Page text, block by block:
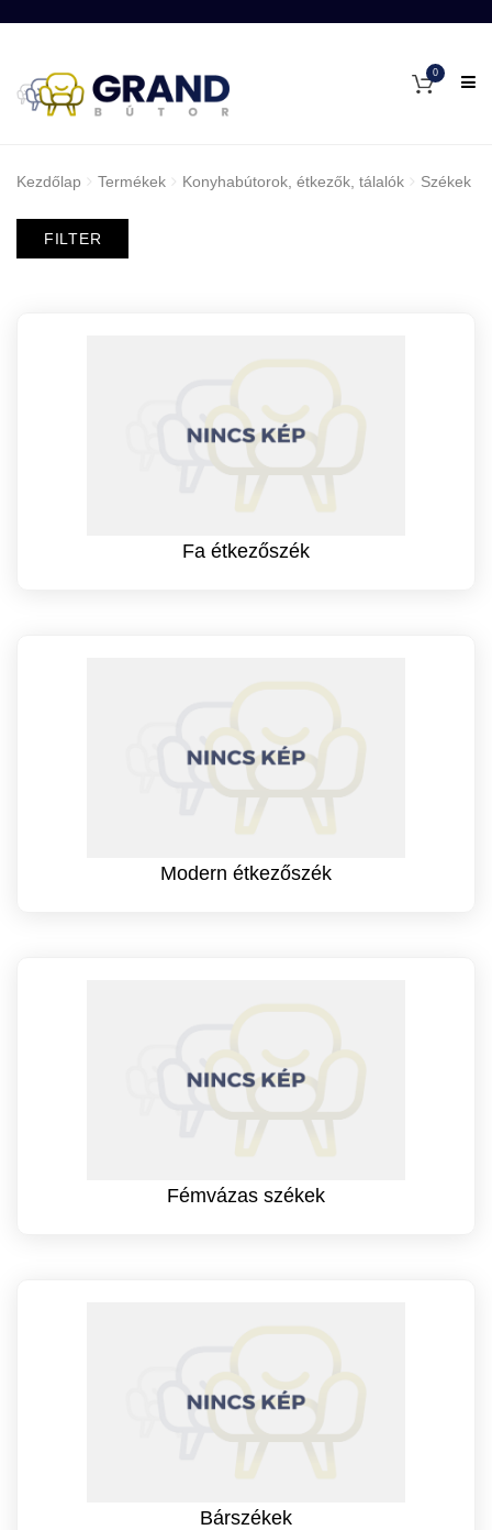
0
Kezdőlap Termékek Konyhabútorok, étkezők, tálalók Székek
FILTER
Fa étkezőszék
Modern étkezőszék
Fémvázas székek
Bárszékek